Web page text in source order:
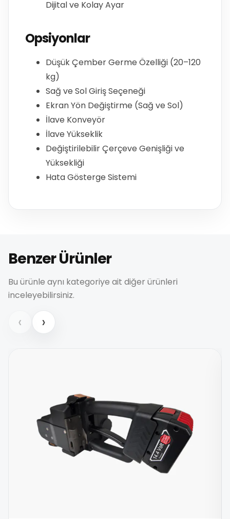
Dijital ve Kolay Ayar
Opsiyonlar
Düşük Çember Germe Özelliği (20–120
kg)
Sağ ve Sol Giriş Seçeneği
Ekran Yön Değiştirme (Sağ ve Sol)
İlave Konveyör
İlave Yükseklik
Değiştirilebilir Çerçeve Genişliği ve
Yüksekliği
Hata Gösterge Sistemi
Benzer Ürünler
Bu ürünle aynı kategoriye ait diğer ürünleri
inceleyebilirsiniz.
‹ ›